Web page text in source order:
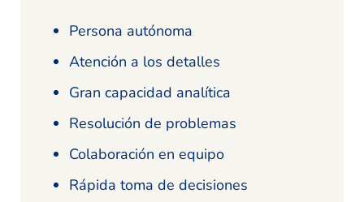
Persona autónoma
Atención a los detalles
Gran capacidad analítica
Resolución de problemas
Colaboración en equipo
Rápida toma de decisiones